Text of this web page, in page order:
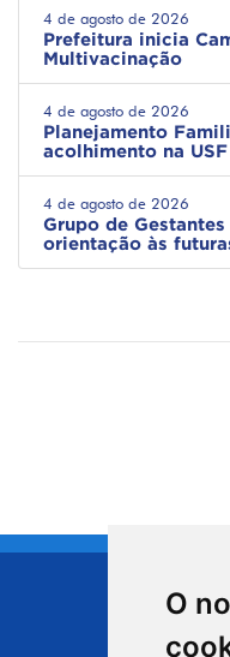
O
4 de agosto de 2026
Prefeitura inicia
Multivacinação
4 de agosto de 2026
Planejamento
acolhimento na
4 de agosto de 2026
Grupo de
orientação às